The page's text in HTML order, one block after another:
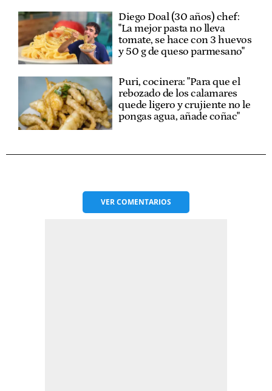
Diego Doal (30 años) chef:
"La mejor pasta no lleva
tomate, se hace con 3 huevos
y 50 g de queso parmesano"
Puri, cocinera: "Para que el
rebozado de los calamares
quede ligero y crujiente no le
pongas agua, añade coñac"
VERCOMENTARIOS